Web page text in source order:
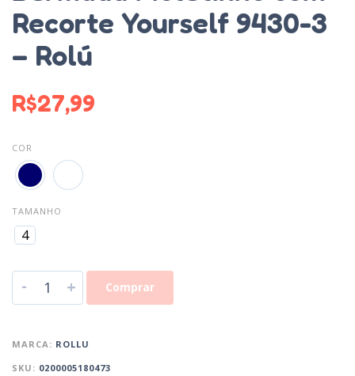
Recorte Yourself 9430-3
– Rolú
R$27,99
COR
TAMANHO
4
- + Comprar
MARCA: ROLLU
SKU: 0200005180473